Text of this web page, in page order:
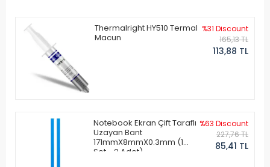
Thermalright HY510 Termal
Macun
%31 Discount
165,13 TL
113,88 TL
Notebook Ekran Çift Taraflı
Uzayan Bant
171mmX8mmX0.3mm (1
Set - 2 Adet)
%63 Discount
227,76 TL
85,41 TL